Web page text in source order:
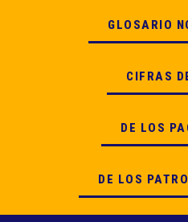
GLOSARIO
CIFRAS
DE LOS
DE LOS